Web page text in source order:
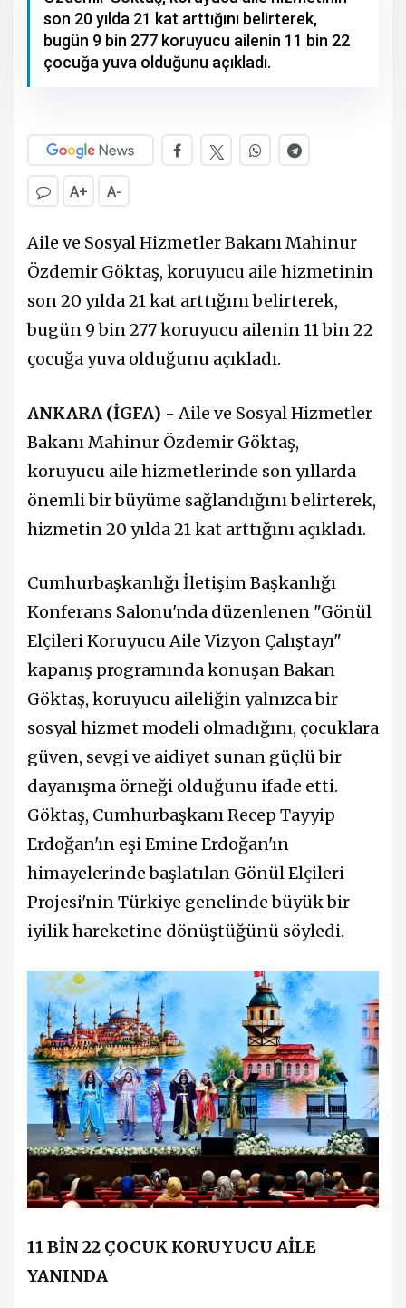
son 20 yılda 21 kat arttığını belirterek,
bugün 9 bin 277 koruyucu ailenin 11 bin 22
çocuğa yuva olduğunu açıkladı.
A+ A-
Aile ve Sosyal Hizmetler Bakanı Mahinur
Özdemir Göktaş, koruyucu aile hizmetinin
son 20 yılda 21 kat arttığını belirterek,
bugün 9 bin 277 koruyucu ailenin 11 bin 22
çocuğa yuva olduğunu açıkladı.
ANKARA (İGFA) -Aile ve Sosyal Hizmetler
Bakanı Mahinur Özdemir Göktaş,
koruyucu aile hizmetlerinde son yıllarda
önemli bir büyüme sağlandığını belirterek,
hizmetin 20 yılda 21 kat arttığını açıkladı.
Cumhurbaşkanlığı İletişim Başkanlığı
Konferans Salonu'nda düzenlenen "Gönül
Elçileri Koruyucu Aile Vizyon Çalıştayı"
kapanış programında konuşan Bakan
Göktaş, koruyucu aileliğin yalnızca bir
sosyal hizmet modeli olmadığını, çocuklara
güven, sevgi ve aidiyet sunan güçlü bir
dayanışma örneği olduğunu ifade etti.
Göktaş, Cumhurbaşkanı Recep Tayyip
Erdoğan'ın eşi Emine Erdoğan'ın
himayelerinde başlatılan Gönül Elçileri
Projesi'nin Türkiye genelinde büyük bir
iyilik hareketine dönüştüğünü söyledi.
11 BİN 22 ÇOCUK KORUYUCU AİLE
YANINDA